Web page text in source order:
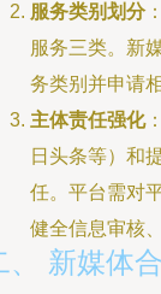
服务类别划分
服务三类。新
务类别并申请
主体责任强化
日头条等）和
任。平台需对
健全信息审核
、 新媒体